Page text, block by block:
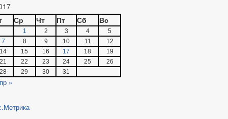
Ср Чт Пт Сб Вс
1 2 3 4
5
7
8 9 10 11
12
14
15 16 17 18
19
21
22 23 24 25
26
28
29 30 31
»